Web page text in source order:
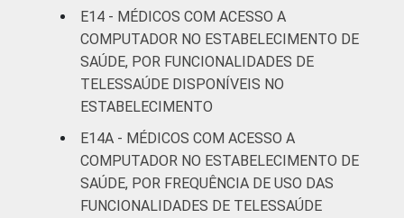
E14 - MÉDICOS COM ACESSO A
COMPUTADOR NO ESTABELECIMENTO DE
SAÚDE, POR FUNCIONALIDADES DE
TELESSAÚDE DISPONÍVEIS NO
ESTABELECIMENTO
E14A - MÉDICOS COM ACESSO A
COMPUTADOR NO ESTABELECIMENTO DE
SAÚDE, POR FREQUÊNCIA DE USO DAS
FUNCIONALIDADES DE TELESSAÚDE